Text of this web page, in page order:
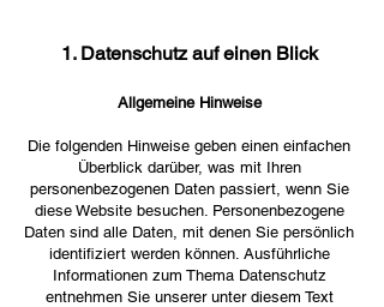
1. Datenschutz auf einen Blick
Allgemeine Hinweise
Die folgenden Hinweise geben einen einfachen
Überblick darüber, was mit Ihren
personenbezogenen Daten passiert, wenn Sie
diese Website besuchen. Personenbezogene
Daten sind alle Daten, mit denen Sie persönlich
identifiziert werden können. Ausführliche
Informationen zum Thema Datenschutz
entnehmen Sie unserer unter diesem Text